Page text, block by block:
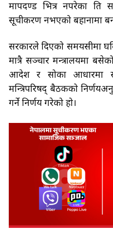
मापदण्ड भित्र नपरेका ति
सूचीकरण नभएको बहानामा
सरकारले दिएको समयसीमा
मात्रै सञ्चार मन्त्रालयमा
आदेश र सोका आधारमा
मन्त्रिपरिषद् बैठकको
गर्ने निर्णय गरेको हो।